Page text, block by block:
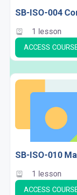
SB-ISO-004
1 lesson
ACCESS
SB-ISO-010
1 lesson
ACCESS